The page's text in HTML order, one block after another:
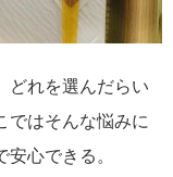
どれを選んだらい
ではそんな悩みに
心できる。